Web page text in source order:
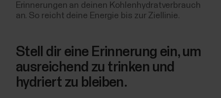
Erinnerungen an deinen Kohlenhydratverbrauch
an. So reicht deine Energie bis zur Ziellinie.
Stell dir eine Erinnerung ein, um
ausreichend zu trinken und
hydriert zu bleiben.